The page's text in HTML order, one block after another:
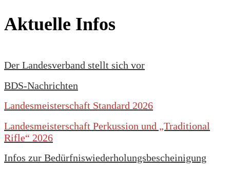
Aktuelle Infos
Der Landesverband stellt sich vor
BDS-Nachrichten
Landesmeisterschaft Standard 2026
Landesmeisterschaft Perkussion und „Traditional
Rifle“ 2026
Infos zur Bedürfniswiederholungsbescheinigung